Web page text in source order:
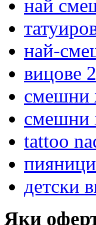
най
най-
вицове
смешни
смешни
tattoo
пияници
детски
Яки